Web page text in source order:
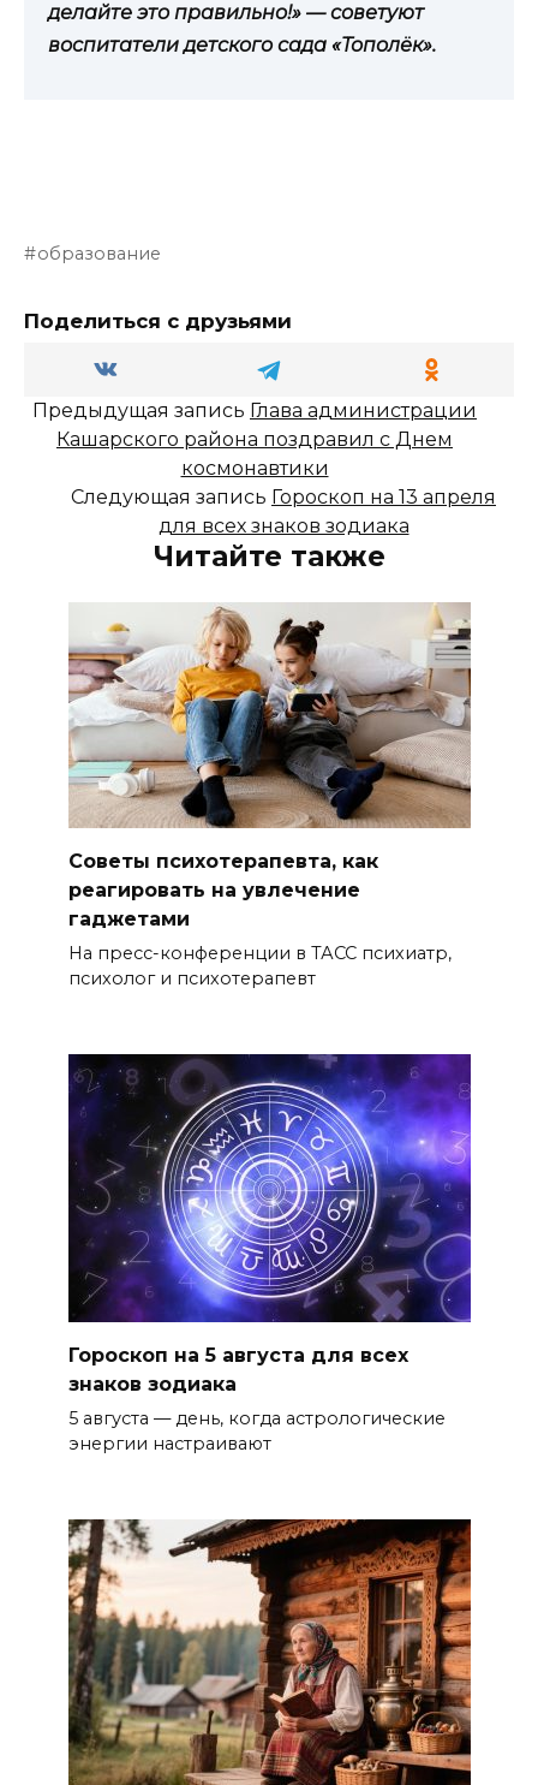
делайте это правильно!» — советуют
воспитатели детского сада «Тополёк».
образование
Поделиться с друзьями
Предыдущая запись Глава администрации
Кашарского района поздравил с Днем
космонавтики
Следующая запись Гороскоп на 13 апреля
для всех знаков зодиака
Читайте также
Советы психотерапевта, как
реагировать на увлечение
гаджетами
На пресс-конференции в ТАСС психиатр,
психолог и психотерапевт
Гороскоп на 5 августа для всех
знаков зодиака
5 августа — день, когда астрологические
энергии настраивают